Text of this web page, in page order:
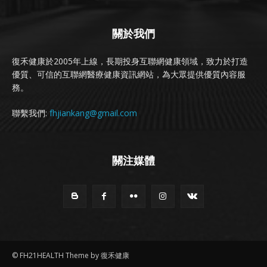
關於我們
復禾健康於2005年上線，長期投身互聯網健康領域，致力於打造
優質、可信的互聯網醫療健康資訊網站，為大眾提供優質內容服
務。
聯繫我們: fhjiankang@gmail.com
關注媒體
© FH21HEALTH Theme by 復禾健康